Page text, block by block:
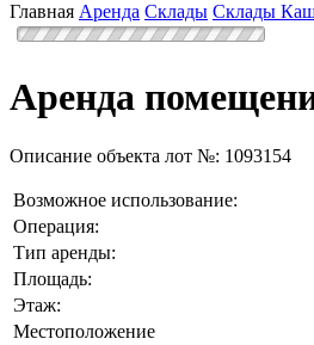
Главная Аренда Склады Склады
Аренда
Описание объекта лот №: 1093154
Возможное использование:
Операция:
Тип аренды:
Площадь:
Этаж:
Местоположение